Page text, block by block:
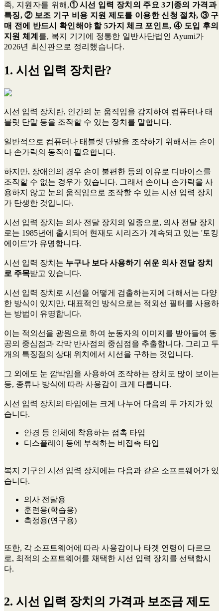
족, 지원자를 위해,① 시선 입력 장치의 주요 3기종의 가격과
특징, ② 보조 기구 비용 지원 제도를 이용한 신청 절차, ③ 구
매 전에 반드시 확인해야 할 5가지 체크 포인트, ④ 도입 후의
지원 체계 를, 복지 기기에 정통한 일반사단법인 Ayumi가
2026년 최신판으로 정리했습니다.
1. 시선 입력 장치란?
시선 입력 장치란, 인간의 눈 움직임을 감지하여 컴퓨터나 태
블릿 단말 등을 조작할 수 있는 장치를 말합니다.
일반적으로 컴퓨터나 태블릿 단말을 조작하기 위해서는 손이
나 손가락의 동작이 필요합니다.
하지만, 장애인의 경우 손이 불편한 등의 이유로 디바이스를
조작할 수 없는 경우가 있습니다. 그래서 손이나 손가락을 사
용하지 않고 눈의 움직임으로 조작할 수 있는 시선 입력 장치
가 탄생한 것입니다.
시선 입력 장치는 의사 전달 장치의 일종으로, 의사 전달 장치
로는 1985년에 출시되어 현재도 시리즈가 계속되고 있는 '토킹
에이드'가 유명합니다.
시선 입력 장치는 누구나 보다 사용하기 쉬운 의사 전달 장치
로 주목받고 있습니다.
시선 입력 장치로 시선을 어떻게 검출하는지에 대해서는 다양
한 방식이 있지만, 대표적인 방식으로는 적외선 필터를 사용하
는 방법이 유명합니다.
이는 적외선을 광원으로 하여 눈동자의 이미지를 받아들여 동
공의 중심점과 각막 반사점의 중심점을 추출합니다. 그리고 두
개의 특징점의 상대 위치에서 시선을 구하는 것입니다.
그 외에도 눈 깜박임을 사용하여 조작하는 장치도 많이 보이는
등, 종류나 방식에 따라 사용감이 크게 다릅니다.
시선 입력 장치의 타입에는 크게 나누어 다음의 두 가지가 있
습니다.
안경 등 인체에 착용하는 접촉 타입
디스플레이 등에 부착하는 비접촉 타입
복지 기구인 시선 입력 장치에는 다음과 같은 소프트웨어가 있
습니다.
의사 전달용
훈련용(학습용)
측정용(연구용)
또한, 각 소프트웨어에 따라 사용감이나 타겟 연령이 다르므
로, 최적의 소프트웨어를 채택한 시선 입력 장치를 선택합시
다.
2. 시선 입력 장치의 가격과 보조금 제도